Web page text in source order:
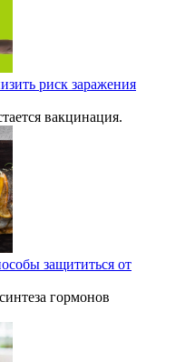
риск заражения
вакцинация.
защититься от
гормонов